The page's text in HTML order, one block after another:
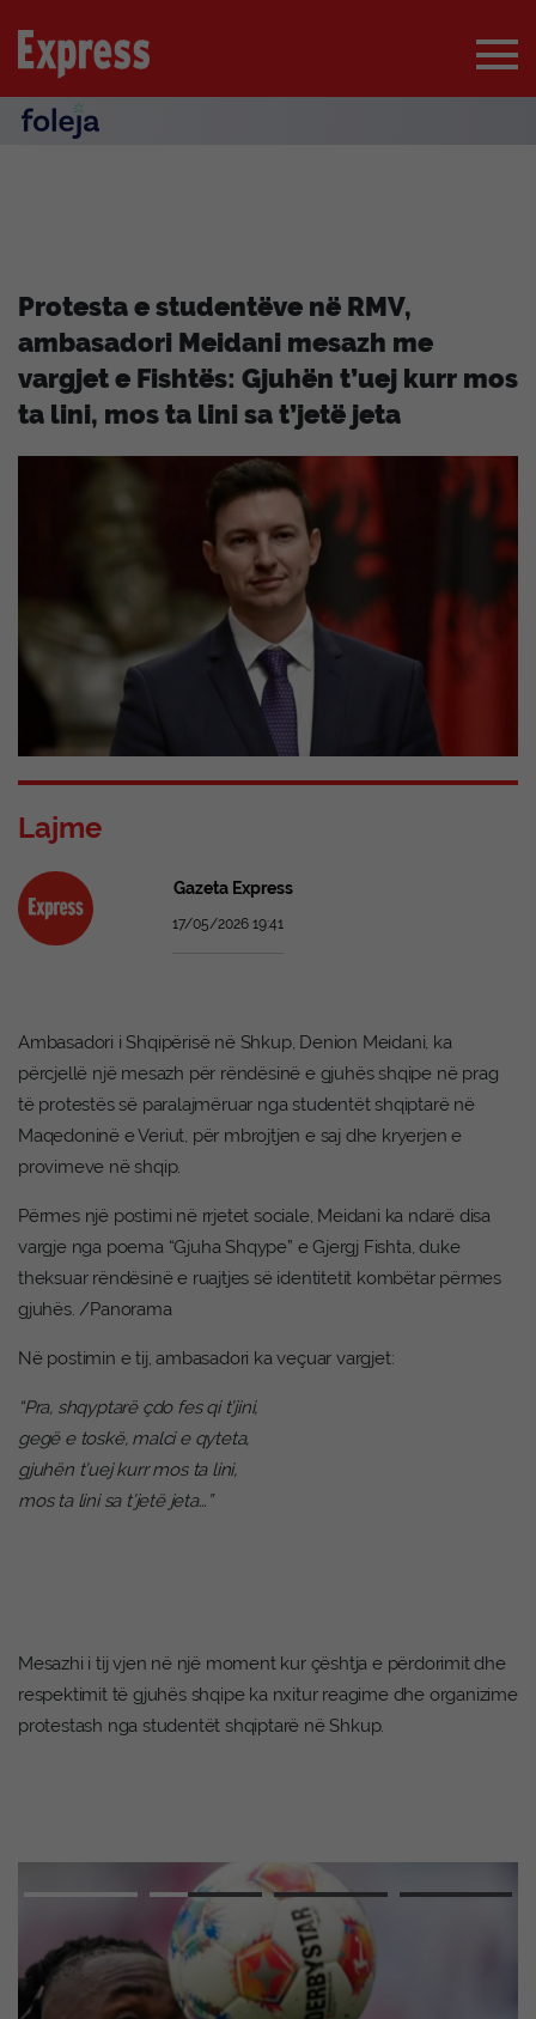
Protesta e studentëve në RMV,
ambasadori Meidani mesazh me
vargjet e Fishtës: Gjuhën t’uej kurr mos
ta lini, mos ta lini sa t’jetë jeta
Lajme
Gazeta Express
17/05/2026 19:41
Ambasadori i Shqipërisë në Shkup, Denion Meidani, ka
përcjellë një mesazh për rëndësinë e gjuhës shqipe në prag
të protestës së paralajmëruar nga studentët shqiptarë në
Maqedoninë e Veriut, për mbrojtjen e saj dhe kryerjen e
provimeve në shqip.
Përmes një postimi në rrjetet sociale, Meidani ka ndarë disa
vargje nga poema “Gjuha Shqype” e Gjergj Fishta, duke
theksuar rëndësinë e ruajtjes së identitetit kombëtar përmes
gjuhës. /Panorama
Në postimin e tij, ambasadori ka veçuar vargjet:
“Pra, shqyptarë çdo fes qi t’jini,
gegë e toskë, malci e qyteta,
gjuhën t’uej kurr mos ta lini,
mos ta lini sa t’jetë jeta…”
Mesazhi i tij vjen në një moment kur çështja e përdorimit dhe
respektimit të gjuhës shqipe ka nxitur reagime dhe organizime
protestash nga studentët shqiptarë në Shkup.